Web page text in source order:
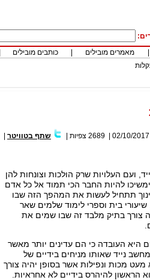
מאמרים מובילים כותבים מובילים
02/10/2017
2689 צפיות שתף בטוויטר
ועם העלויות שרק הולכות וצונחות להן
להיות החבר הכי תמוד אל כל אדם
תתחיל לעשות את המהפך הזה שבו
בית וספרי לימוד שלמים שאר
צורך בתיק מלבד זה שבו שמים את
היא העובדה כי הם עדינים יותר מאשר
נייד שאותו מניחים בידיים של
מכות ונפילות אשר בסופן יהיה צורך
הראשון להיהרס בידיים לא אחראיות.